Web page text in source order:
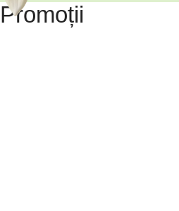
Promoții